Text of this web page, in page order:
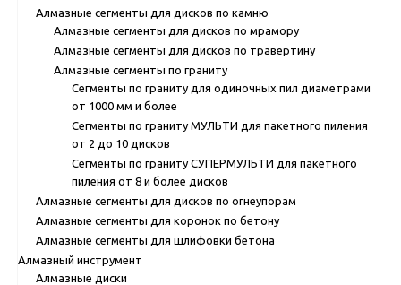
Алмазные сегменты для дисков по камню
Алмазные сегменты для дисков по мрамору
Алмазные сегменты для дисков по травертину
Алмазные сегменты по граниту
Сегменты по граниту для одиночных пил диаметрами
от 1000 мм и более
Сегменты по граниту МУЛЬТИ для пакетного пиления
от 2 до 10 дисков
Сегменты по граниту СУПЕРМУЛЬТИ для пакетного
пиления от 8 и более дисков
Алмазные сегменты для дисков по огнеупорам
Алмазные сегменты для коронок по бетону
Алмазные сегменты для шлифовки бетона
Алмазный инструмент
Алмазные диски